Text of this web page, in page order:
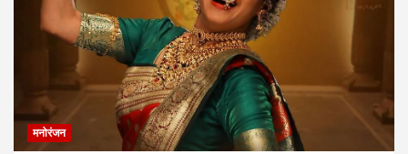
मनोरंजन